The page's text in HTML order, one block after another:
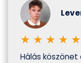
★ ★ ★ ★ ★
Hálás